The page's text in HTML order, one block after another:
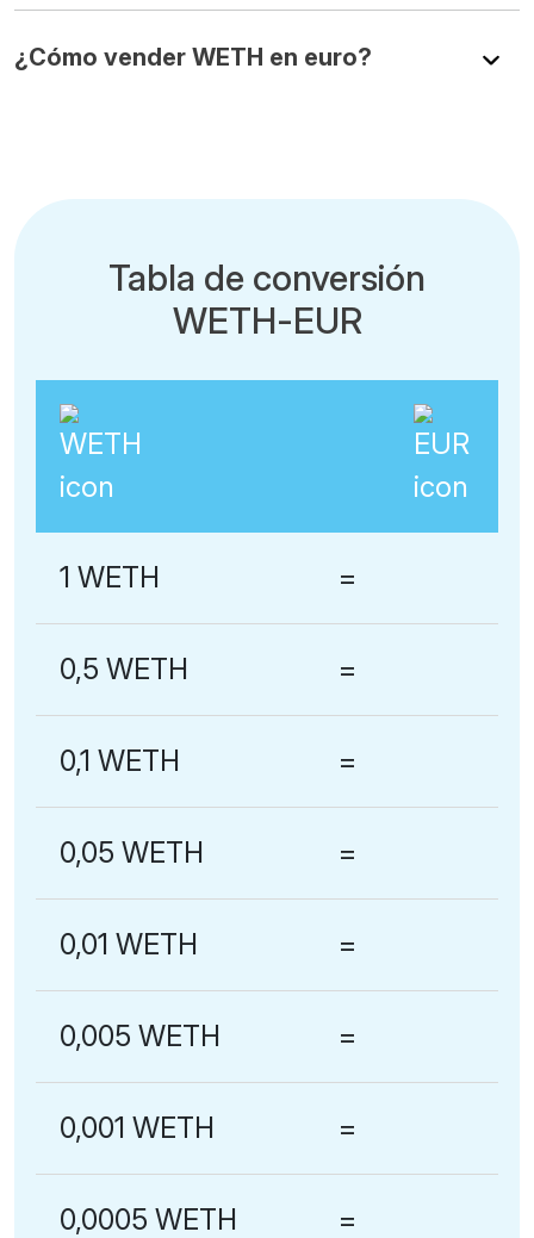
¿Cómo vender WETH en euro?
Tabla de conversión
WETH-EUR
1 WETH =
0,5 WETH =
0,1 WETH =
0,05 WETH =
0,01 WETH =
0,005 WETH =
0,001 WETH =
0,0005 WETH =